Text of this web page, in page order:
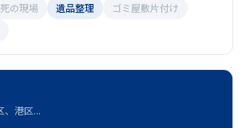
の現場 遺品整理
ゴミ屋敷片付け
、港区...